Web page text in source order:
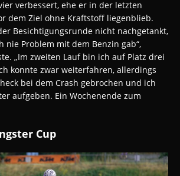
verbessert, ehe er in der letzten
dem Ziel ohne Kraftstoff liegenblieb.
Besichtigungsrunde nicht nachgetankt,
nie Problem mit dem Benzin gab“,
„Im zweiten Lauf bin ich auf Platz drei
konnte zwar weiterfahren, allerdings
bei dem Crash gebrochen und ich
aufgeben. Ein Wochenende zum
Cup